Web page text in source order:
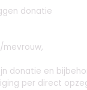
donatie
donatie en
per direct